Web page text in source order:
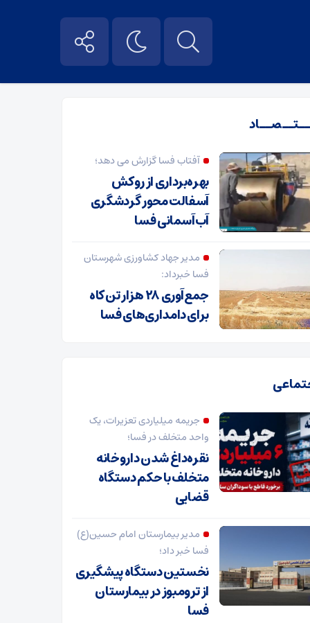
آفتاب فسا گزارش می دهد؛
بهره‌برداری از روکش
آسفالت محور گردشگری
آب‌آسمانی فسا
مدیر جهاد کشاورزی شهرستان
فسا خبرداد:
جمع‌آوری ۲۸ هزار تن کاه
برای دامداری‌های فسا
جریمه میلیاردی تعزیرات، یک
واحد متخلف در فسا؛
نقره‌داغ شدن داروخانه
متخلف با حکم دستگاه
قضایی
مدیر بیمارستان امام حسین(ع)
فسا خبر داد؛
نخستین دستگاه پیشگیری
از ترومبوز در بیمارستان
فسا